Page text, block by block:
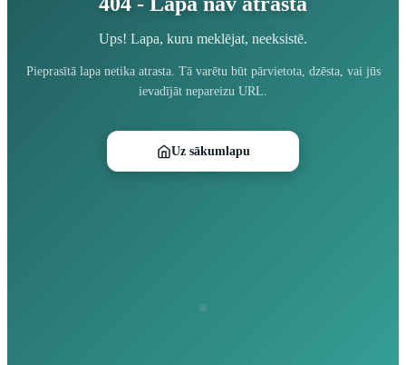
Ups! Lapa, kuru meklējat, neeksistē.
Pieprasītā lapa netika atrasta. Tā varētu būt pārvietota, dzēsta, vai jūs
ievadījāt nepareizu URL.
Uz sākumlapu